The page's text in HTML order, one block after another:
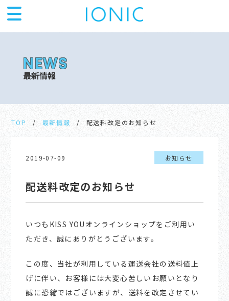
最新情報
TOP 最新情報 配送料改定のお知らせ
2019-07-09 お知らせ
配送料改定のお知らせ
いつもKISS YOUオンラインショップをご利用い
ただき、誠にありがとうございます。
この度、当社が利用している運送会社の送料値上
げに伴い、お客様には大変心苦しいお願いとなり
誠に恐縮ではございますが、送料を改定させてい